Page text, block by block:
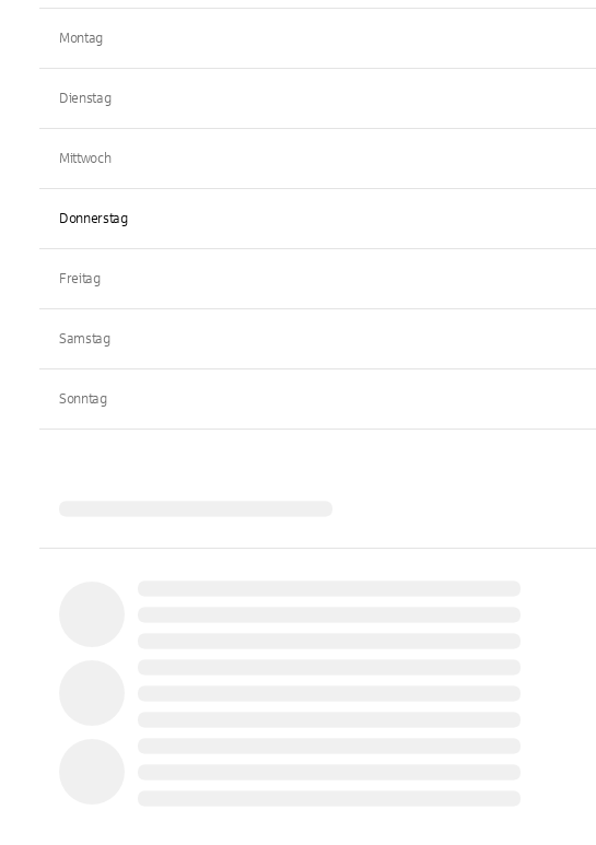
Montag
Dienstag
Mittwoch
Donnerstag
Freitag
Samstag
Sonntag